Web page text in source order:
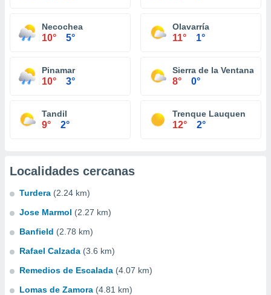
Necochea
10° 5°
Olavarría
11° 1°
Pinamar
10° 3°
Sierra de la Ventana
8° 0°
Tandil
9° 2°
Trenque Lauquen
12° 2°
Localidades cercanas
Turdera (2.24 km)
Jose Marmol (2.27 km)
Banfield (2.78 km)
Rafael Calzada (3.6 km)
Remedios de Escalada (4.07 km)
Lomas de Zamora (4.81 km)